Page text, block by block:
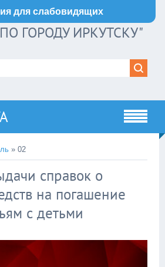
для слабовидящих
ГОРОДУ ИРКУТСКУ"
» 02
справок о
на погашение
с детьми